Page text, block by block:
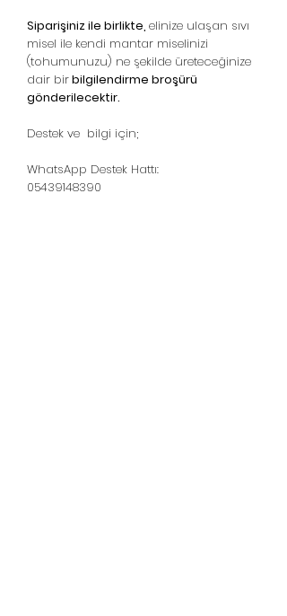
Siparişiniz ile birlikte, elinize ulaşan sıvı
misel ile kendi mantar miselinizi
(tohumunuzu) ne şekilde üreteceğinize
dair birbilgilendirme broşürü
gönderilecektir.
Destek ve bilgi için;
WhatsApp Destek Hattı:
05439148390